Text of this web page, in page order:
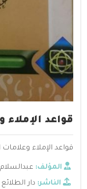
قواعد الإملاء
قواعد الإملاء
المؤلف:
الناشر: دار الطلائع